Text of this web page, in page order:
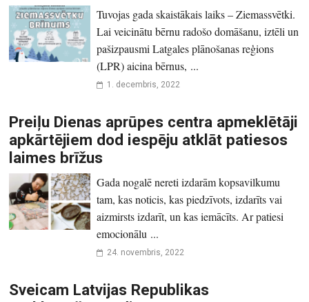
Tuvojas gada skaistākais laiks – Ziemassvētki.
Lai veicinātu bērnu radošo domāšanu, iztēli un
pašizpausmi Latgales plānošanas reģions
(LPR) aicina bērnus, ...
1. decembris, 2022
Preiļu Dienas aprūpes centra apmeklētāji
apkārtējiem dod iespēju atklāt patiesos
laimes brīžus
Gada nogalē nereti izdarām kopsavilkumu
tam, kas noticis, kas piedzīvots, izdarīts vai
aizmirsts izdarīt, un kas iemācīts. Ar patiesi
emocionālu ...
24. novembris, 2022
Sveicam Latvijas Republikas